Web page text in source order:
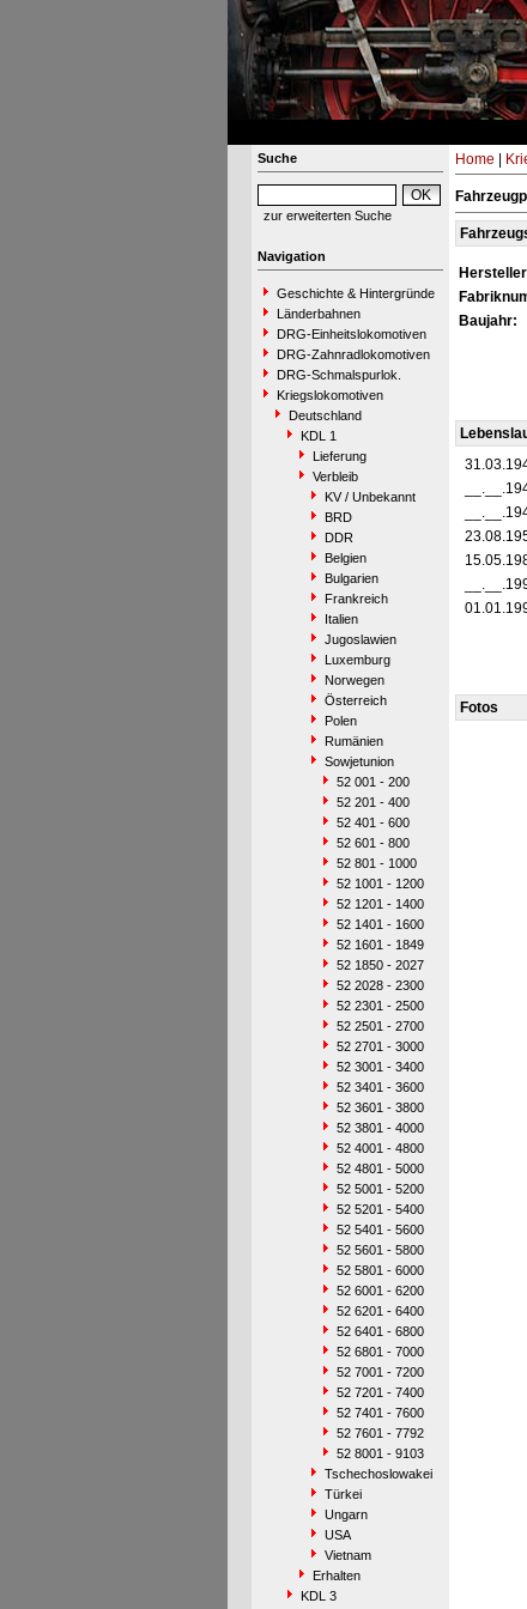
Suche
zur erweiterten Suche
Navigation
Geschichte & Hintergründe
Länderbahnen
DRG-Einheitslokomotiven
DRG-Zahnradlokomotiven
DRG-Schmalspurlok.
Kriegslokomotiven
Deutschland
KDL 1
Lieferung
Verbleib
KV / Unbekannt
BRD
DDR
Belgien
Bulgarien
Frankreich
Italien
Jugoslawien
Luxemburg
Norwegen
Österreich
Polen
Rumänien
Sowjetunion
52 001 - 200
52 201 - 400
52 401 - 600
52 601 - 800
52 801 - 1000
52 1001 - 1200
52 1201 - 1400
52 1401 - 1600
52 1601 - 1849
52 1850 - 2027
52 2028 - 2300
52 2301 - 2500
52 2501 - 2700
52 2701 - 3000
52 3001 - 3400
52 3401 - 3600
52 3601 - 3800
52 3801 - 4000
52 4001 - 4800
52 4801 - 5000
52 5001 - 5200
52 5201 - 5400
52 5401 - 5600
52 5601 - 5800
52 5801 - 6000
52 6001 - 6200
52 6201 - 6400
52 6401 - 6800
52 6801 - 7000
52 7001 - 7200
52 7201 - 7400
52 7401 - 7600
52 7601 - 7792
52 8001 - 9103
Tschechoslowakei
Türkei
Ungarn
USA
Vietnam
Erhalten
KDL 3
Home
Baujahr:
Fotos